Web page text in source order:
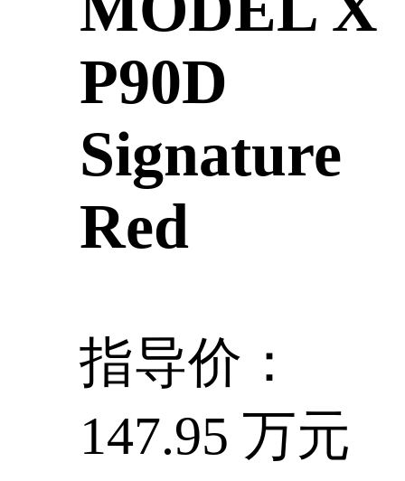
P90D
Signature
Red
指导价：
147.95 万元